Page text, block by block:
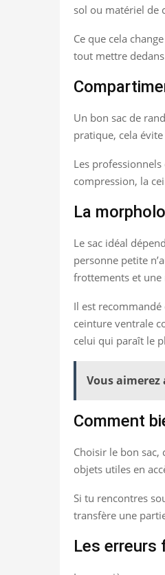
sol ou matériel de
Ce que cela
tout mettre
Un bon sac de
pratique, cela
Les
compression, la
La
Le sac idéal
personne petite
frottements et
Il est recommandé
ceinture ventrale
celui qui paraît le
Vous aimerez
Comment
Choisir le bon sac,
objets utiles en
Si tu rencontres
transfère une
Les erreurs